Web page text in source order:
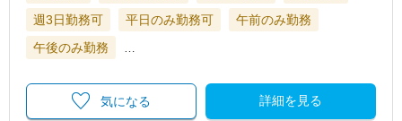
週3日勤務可
平日のみ勤務可
午前のみ勤務
午後のみ勤務
詳細を見る
気になる